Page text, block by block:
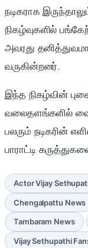
நடிகராக
நிகழ்வுகளில்
அவரது
வருகின்றனர்.
இந்த நிகழ்வின்
வலைதளங்களில்
பலரும் நடிகரின்
பாராட்டி
Actor Vijay
Chengalpattu News
Tambaram News
Vijay Sethupathi